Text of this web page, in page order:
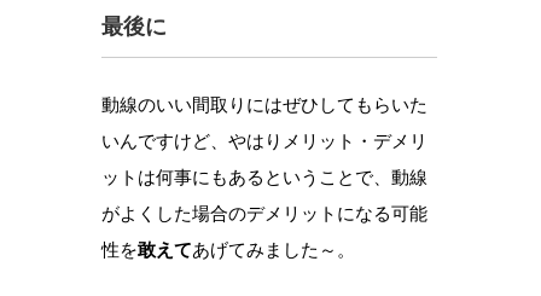
最後に
動線のいい間取りにはぜひしてもらいた
いんですけど、やはりメリット・デメリ
ットは何事にもあるということで、動線
がよくした場合のデメリットになる可能
性を敢えてあげてみました～。